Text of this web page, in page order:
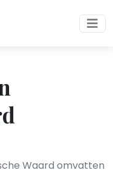
Waard omvatten